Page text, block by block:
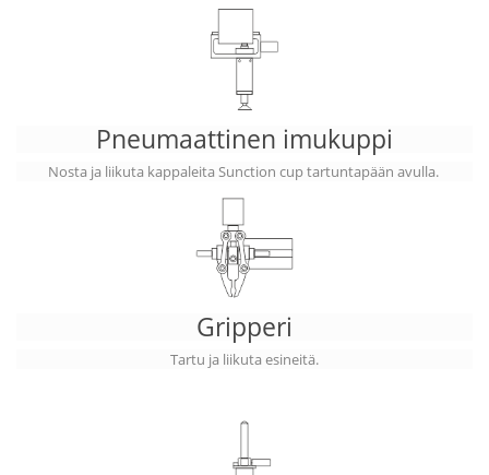
Pneumaattinen imukuppi
Nosta ja liikuta kappaleita Sunction cup tartuntapään avulla.
Gripperi
Tartu ja liikuta esineitä.